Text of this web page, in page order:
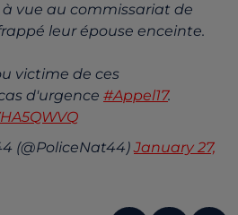
vue au commissariat de
leur épouse enceinte.
victime de ces
d'urgence #Appel17.
(@PoliceNat44)January 27,